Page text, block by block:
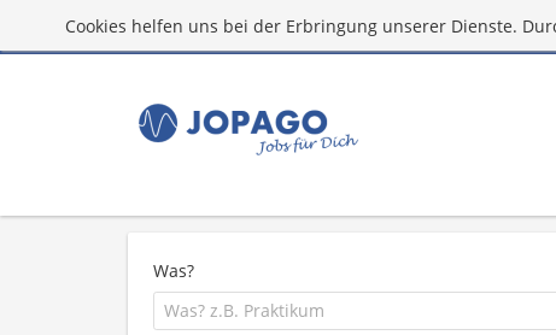
Cookies helfen uns bei der Erbringung unserer Dienste.
Was?